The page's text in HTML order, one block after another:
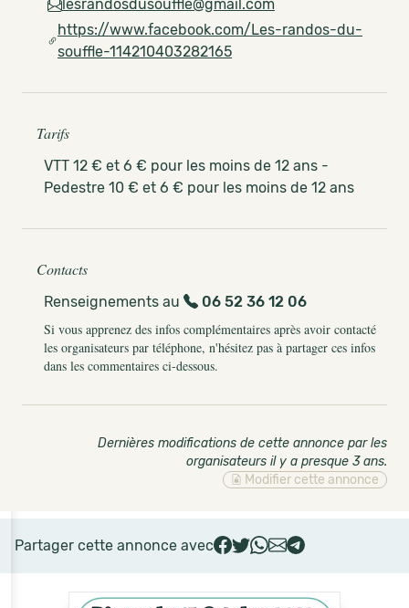
lesrandosdusouffle@gmail.com
https://www.facebook.com/Les-randos-du-
souffle-114210403282165
Tarifs
VTT 12 € et 6 € pour les moins de 12 ans -
Pedestre 10 € et 6 € pour les moins de 12 ans
Contacts
Renseignements au
06 52 36 12 06
Si vous apprenez des infos complémentaires après avoir contacté
les organisateurs par téléphone, n'hésitez pas à partager ces infos
dans les commentaires ci-dessous.
Dernières modifications de cette annonce par les
organisateurs il y a presque 3 ans.
Modifier cette annonce
Partager cette annonce avec